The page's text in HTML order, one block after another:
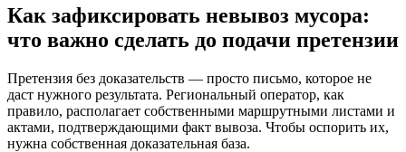
Как зафиксировать невывоз мусора:
что важно сделать до подачи претензии
Претензия без доказательств — просто письмо, которое не
даст нужного результата. Региональный оператор, как
правило, располагает собственными маршрутными листами и
актами, подтверждающими факт вывоза. Чтобы оспорить их,
нужна собственная доказательная база.